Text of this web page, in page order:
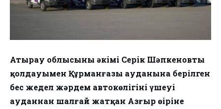
Атырау облысының әкімі Серік Шәпкеновтың
қолдауымен Құрманғазы ауданына берілген
бес жедел жәрдем автокөлігінің үшеуі
ауданнан шалғай жатқан Азғыр өңіріне